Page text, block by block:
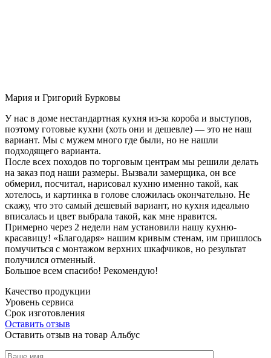
Мария и Григорий Бурковы
У нас в доме нестандартная кухня из-за короба и выступов,
поэтому готовые кухни (хоть они и дешевле) — это не наш
вариант. Мы с мужем много где были, но не нашли
подходящего варианта.
После всех походов по торговым центрам мы решили делать
на заказ под наши размеры. Вызвали замерщика, он все
обмерил, посчитал, нарисовал кухню именно такой, как
хотелось, и картинка в голове сложилась окончательно. Не
скажу, что это самый дешевый вариант, но кухня идеально
вписалась и цвет выбрала такой, как мне нравится.
Примерно через 2 недели нам установили нашу кухню-
красавицу! «Благодаря» нашим кривым стенам, им пришлось
помучиться с монтажом верхних шкафчиков, но результат
получился отменный.
Большое всем спасибо! Рекомендую!
Качество продукции
Уровень сервиса
Срок изготовления
Оставить отзыв
Оставить отзыв на товар Альбус